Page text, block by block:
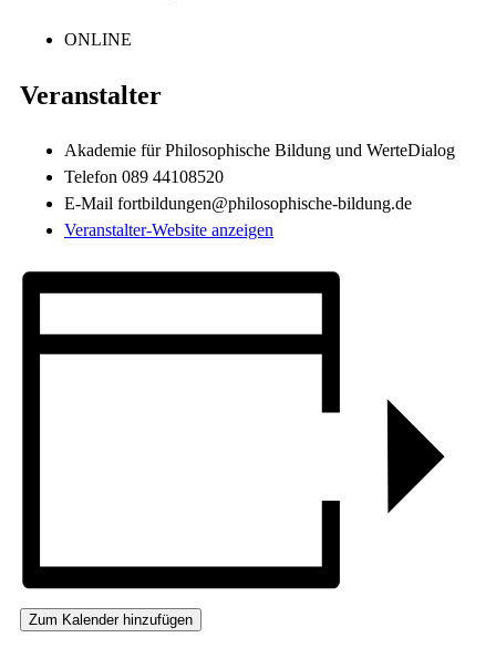
ONLINE
Veranstalter
Akademie für Philosophische Bildung und WerteDialog
Telefon 089 44108520
E-Mail fortbildungen@philosophische-bildung.de
Veranstalter-Website anzeigen
Zum Kalender hinzufügen